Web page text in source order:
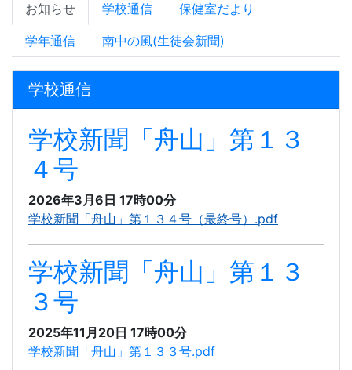
お知らせ 学校通信 保健室だより
学年通信 南中の風(生徒会新聞)
学校通信
学校新聞「舟山」第１３
４号
2026年3月6日 17時00分
学校新聞「舟山」第１３４号（最終号）.pdf
学校新聞「舟山」第１３
３号
2025年11月20日 17時00分
学校新聞「舟山」第１３３号.pdf